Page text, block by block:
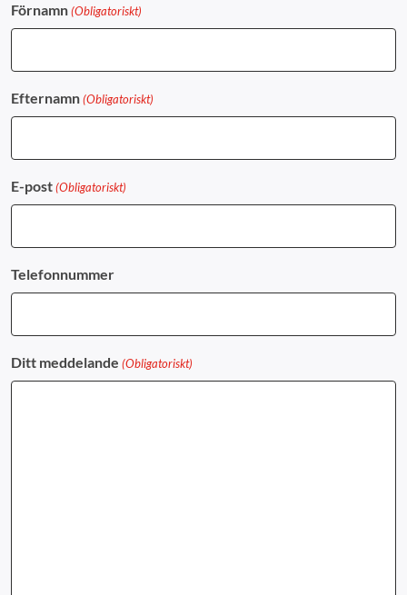
Förnamn (Obligatoriskt)
Efternamn (Obligatoriskt)
E-post (Obligatoriskt)
Telefonnummer
Ditt meddelande (Obligatoriskt)